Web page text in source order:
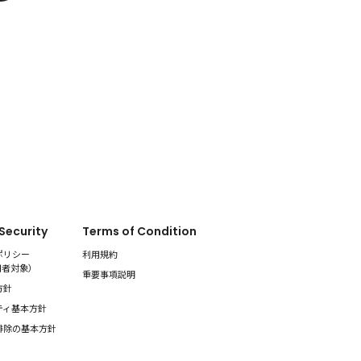
リシー
対象）
針
ィ基本方針
除の基本方針
Terms of Condition
利用規約
重要事項説明